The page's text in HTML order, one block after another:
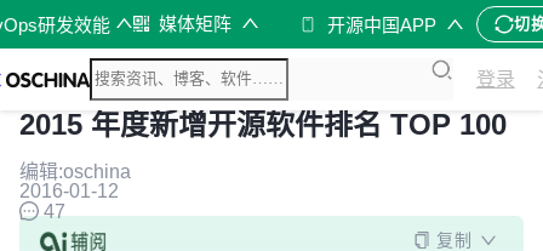
研发效能 媒体矩阵 开源中国APP 切
登录
2015 年度新增开源软件排名 TOP 100
编辑:oschina
2016-01-12
47
复制